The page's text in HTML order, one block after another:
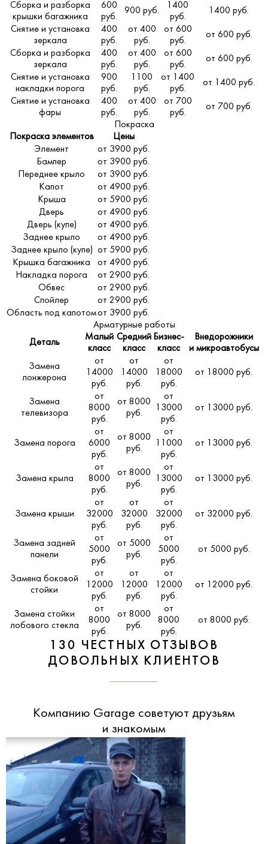
Сборка и разборка
крышки багажника
600
руб.
900 руб.
1400
руб.
1400 руб.
Снятие и установка
зеркала
400
руб.
от 400
руб.
от 600
руб.
от 600 руб.
Сборка и разборка
зеркала
400
руб.
от 400
руб.
от 600
руб.
от 600 руб.
Снятие и установка
накладки порога
900
руб.
1100
руб.
от 1400
руб.
от 1400 руб.
Снятие и установка
фары
400
руб.
от 400
руб.
от 700
руб.
от 700 руб.
Покраска
Покраска элементов
Цены
Элемент
от 3900 руб.
Бампер
от 3900 руб.
Переднее крыло
от 3900 руб.
Капот
от 4900 руб.
Крыша
от 5900 руб.
Дверь
от 4900 руб.
Дверь (купе)
от 4900 руб.
Заднее крыло
от 4900 руб.
Заднее крыло (купе) от 5900 руб.
Крышка багажника
от 4900 руб.
Накладка порога
от 2900 руб.
Обвес
от 2900 руб.
Спойлер
от 2900 руб.
Область под капотомот 3900 руб.
Арматурные работы
Деталь
Малый
класс
Средний
класс
Бизнес-
класс
Внедорожники
и микроавтобусы
Замена
лонжерона
от
14000
руб.
от
14000
руб.
от
18000
руб.
от 18000 руб.
Замена
телевизора
от
8000
руб.
от 8000
руб.
от
13000
руб.
от 13000 руб.
Замена порога
от
6000
руб.
от 8000
руб.
от
11000
руб.
от 13000 руб.
Замена крыла
от
8000
руб.
от 8000
руб.
от
13000
руб.
от 13000 руб.
Замена крыши
от
32000
руб.
от
32000
руб.
от
32000
руб.
от 32000 руб.
Замена задней
панели
от
5000
руб.
от 5000
руб.
от
5000
руб.
от 5000 руб.
Замена боковой
стойки
от
12000
руб.
от
12000
руб.
от
12000
руб.
от 12000 руб.
Замена стойки
лобового стекла
от
8000
руб.
от 8000
руб.
от
8000
руб.
от 8000 руб.
130 ЧЕСТНЫХ ОТЗЫВОВ
ДОВОЛЬНЫХ КЛИЕНТОВ
Компанию Garage советуют друзьям
и знакомым